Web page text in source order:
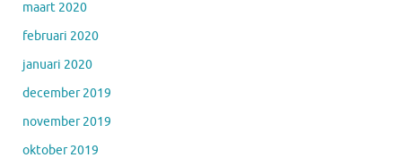
maart 2020
februari 2020
januari 2020
december 2019
november 2019
oktober 2019